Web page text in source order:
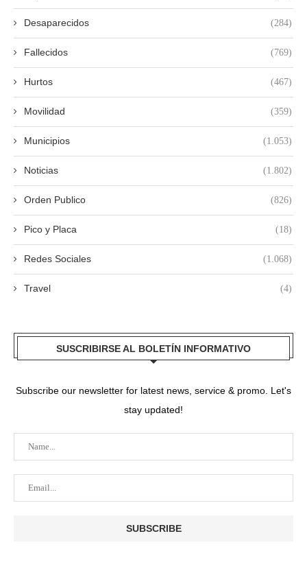
Desaparecidos (284)
Fallecidos (769)
Hurtos (467)
Movilidad (359)
Municipios (1.053)
Noticias (1.802)
Orden Publico (826)
Pico y Placa (18)
Redes Sociales (1.068)
Travel (4)
SUSCRIBIRSE AL BOLETÍN INFORMATIVO
Subscribe our newsletter for latest news, service & promo. Let's
stay updated!